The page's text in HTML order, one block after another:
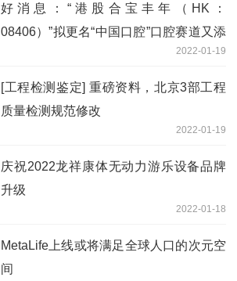
好消息：“港股合宝丰年（HK：
08406）”拟更名“中国口腔”口腔赛道又添
2022-01-19
[工程检测鉴定] 重磅资料，北京3部工程
质量检测规范修改
2022-01-19
庆祝2022龙祥康体无动力游乐设备品牌
升级
2022-01-18
MetaLife上线或将满足全球人口的次元空
间